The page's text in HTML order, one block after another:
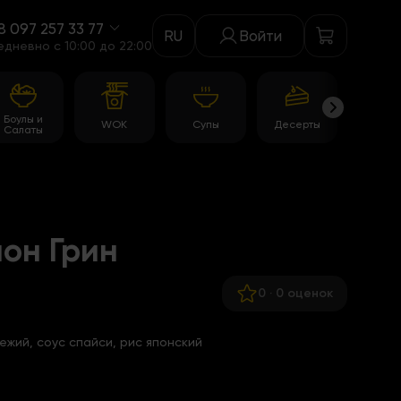
097 257 33 77
c 10:00 до 22:00
RU Войти
Боулы и
Салаты
WOK Супы Десерты
Грин
0 · 0 оценок
соус спайси, рис японский